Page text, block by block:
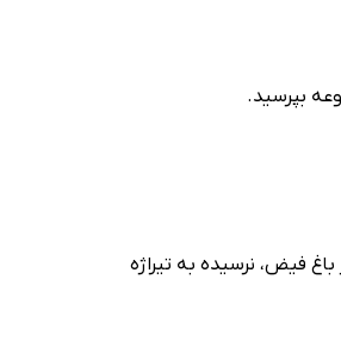
بپرسید.
باغ فیض، نرسیده به تیراژه